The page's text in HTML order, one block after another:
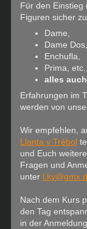
Für den Einstieg
Figuren sicher
Dame,
Dame Dos,
Enchufla,
Prima, etc.,
alles
Erfahrungen im
werden von
Wir empfehlen,
Llanta y Trébol
und Euch
Fragen und
unter
Nach dem Kurs
den Tag
in der